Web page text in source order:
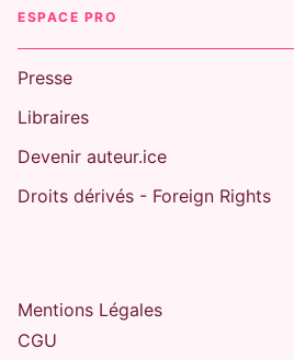
ESPACE PRO
Presse
Libraires
Devenir auteur.ice
Droits dérivés - Foreign Rights
Mentions Légales
CGU